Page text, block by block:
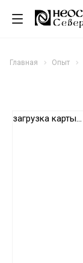
Главная Опыт
загрузка карты...